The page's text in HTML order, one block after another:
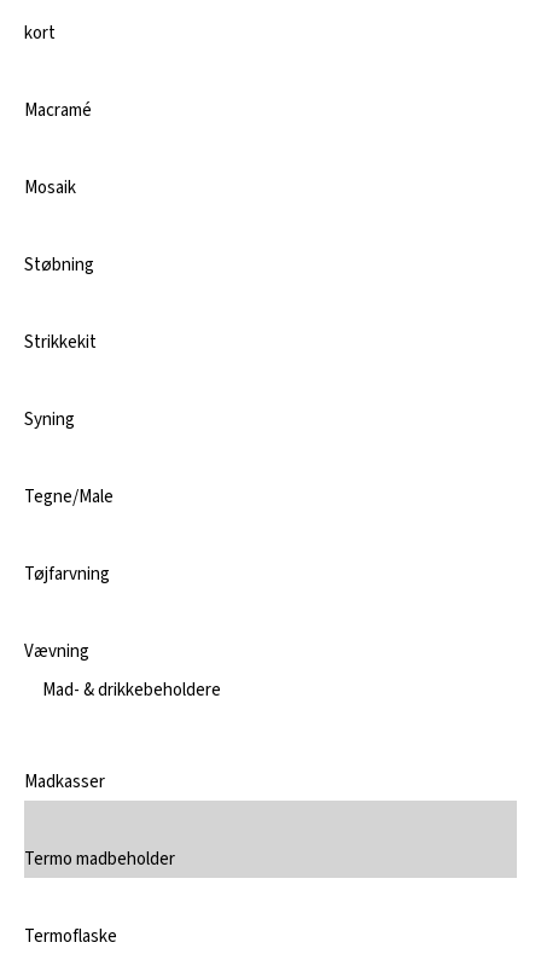
kort
Macramé
Mosaik
Støbning
Strikkekit
Syning
Tegne/Male
Tøjfarvning
Vævning
Mad- & drikkebeholdere
Madkasser
Termo madbeholder
Termoflaske